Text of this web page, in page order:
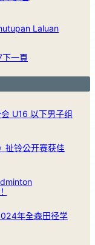
Laluan
下一頁
U16 以下男子组
扯铃公开赛获佳
年全森田径学